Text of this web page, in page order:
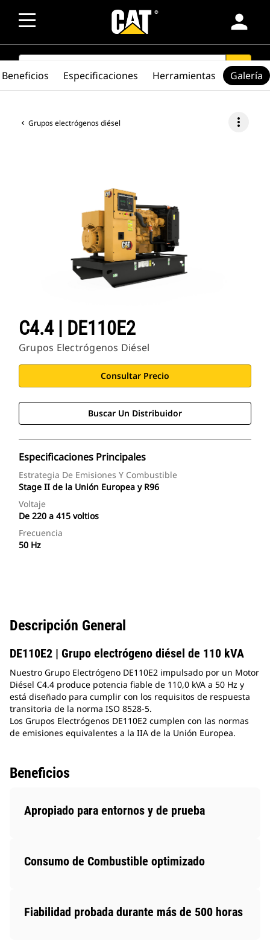
person
SEARCH search
Grupos electrógenos diésel more_vert
C4.4 | DE110E2
Grupos Electrógenos Diésel
Consultar Precio
Buscar Un Distribuidor
Especificaciones Principales
Estrategia De Emisiones Y Combustible
Stage II de la Unión Europea y R96
Voltaje
De 220 a 415 voltios
Frecuencia
50 Hz
Beneficios Especificaciones Herramientas Galería
Descripción General
DE110E2 | Grupo electrógeno diésel de 110 kVA
Nuestro Grupo Electrógeno DE110E2 impulsado por un Motor
Diésel C4.4 produce potencia fiable de 110,0 kVA a 50 Hz y
está diseñado para cumplir con los requisitos de respuesta
transitoria de la norma ISO 8528-5.
Los Grupos Electrógenos DE110E2 cumplen con las normas
de emisiones equivalentes a la IIA de la Unión Europea.
Beneficios
Apropiado para entornos y de prueba
Consumo de Combustible optimizado
Fiabilidad probada durante más de 500 horas